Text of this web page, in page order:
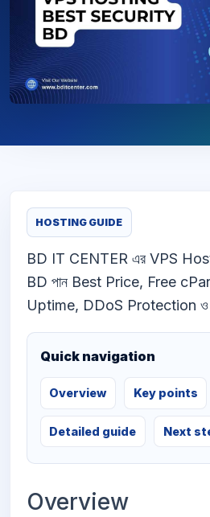
HOSTING GUIDE
BD IT CENTER এর VPS
BD পান Best Price, Free
Uptime, DDoS Protection
Quick navigation
Overview Key points
Detailed guide Next
Overview